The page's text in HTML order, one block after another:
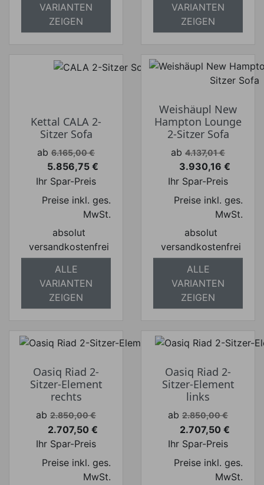
VARIANTEN
ZEIGEN
VARIANTEN
ZEIGEN
Kettal CALA 2-
Sitzer Sofa
Verkaufspreis
ab 6.165,00 €
Preis
5.856,75 €
Ihr Spar-Preis
Preise inkl. ges.
MwSt.
absolut
versandkostenfrei
ALLE
VARIANTEN
ZEIGEN
Weishäupl New
Hampton Lounge
2-Sitzer Sofa
Verkaufspreis
ab 4.137,01 €
Preis
3.930,16 €
Ihr Spar-Preis
Preise inkl. ges.
MwSt.
absolut
versandkostenfrei
ALLE
VARIANTEN
ZEIGEN
Oasiq Riad 2-
Sitzer-Element
rechts
Verkaufspreis
ab 2.850,00 €
Preis
2.707,50 €
Ihr Spar-Preis
Preise inkl. ges.
MwSt.
Oasiq Riad 2-
Sitzer-Element
links
Verkaufspreis
ab 2.850,00 €
Preis
2.707,50 €
Ihr Spar-Preis
Preise inkl. ges.
MwSt.